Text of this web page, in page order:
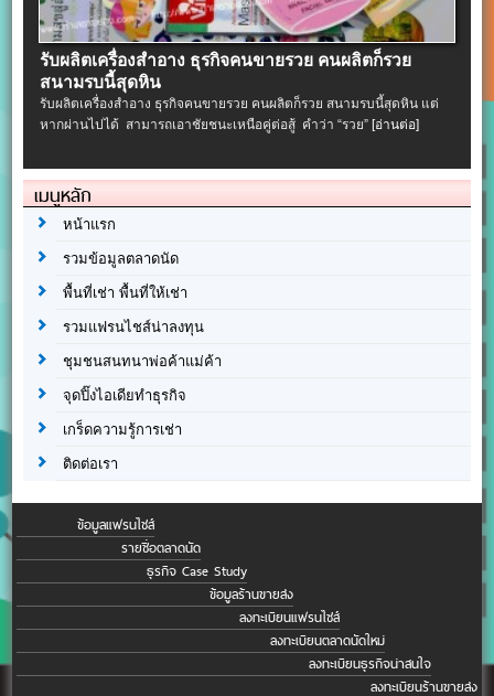
รับผลิตเครื่องสําอาง ธุรกิจคนขายรวย คนผลิตก็รวย
สนามรบนี้สุดหิน
รับผลิตเครื่องสําอาง ธุรกิจคนขายรวย คนผลิตก็รวย สนามรบนี้สุดหิน แต่
หากผ่านไปได้ สามารถเอาชัยชนะเหนือคู่ต่อสู้ คำว่า “รวย”[อ่านต่อ]
เมนูหลัก
หน้าแรก
รวมข้อมูลตลาดนัด
พื้นที่เช่า พื้นที่ให้เช่า
รวมแฟรนไชส์น่าลงทุน
ชุมชนสนทนาพ่อค้าแม่ค้า
จุดปิ๊งไอเดียทำธุรกิจ
เกร็ดความรู้การเช่า
ติดต่อเรา
ข้อมูลแฟรนไชส์
รายชื่อตลาดนัด
ธุรกิจ Case Study
ข้อมูลร้านขายส่ง
ลงทะเบียนแฟรนไชส์
ลงทะเบียนตลาดนัดใหม่
ลงทะเบียนธุรกิจน่าสนใจ
ลงทะเบียนร้านขายส่ง